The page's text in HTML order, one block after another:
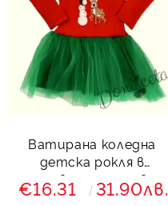
Ватирана коледна
детска рокля в
червено с тюл в
зелено с еленче
€16.31 31.90лв.